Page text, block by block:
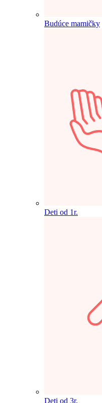
Budúce mamičky
Deti od 1r.
Deti od 3r.